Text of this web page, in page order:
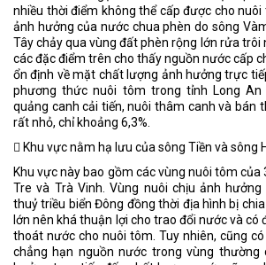
nhiều thời điểm không thể cấp được cho
ảnh hưởng của nước chua phèn do sông
Tây chảy qua vùng đất phèn rộng lớn rửa trôi
các đặc điểm trên cho thấy nguồn nước cấp
ổn định về mặt chất lượng ảnh hưởng trực
phương thức nuôi tôm trong tỉnh Long An
quảng canh cải tiến, nuôi thâm canh và bán
rất nhỏ, chỉ khoảng 6,3%.
􀂃 Khu vực nằm hạ lưu của sông Tiền và sông
Khu vực này bao gồm các vùng nuôi tôm của
Tre và Trà Vinh. Vùng nuôi chịu ảnh
thuỷ triều biển Đông đồng thời địa hình bị
lớn nên khá thuận lợi cho trao đổi nước và có
thoát nước cho nuôi tôm. Tuy nhiên, cũng
chẳng hạn nguồn nước trong vùng thường